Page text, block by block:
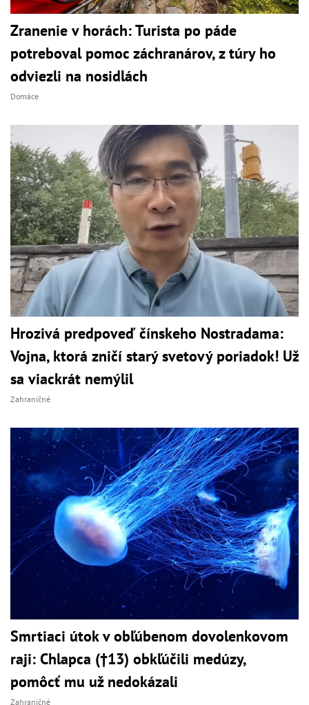
Zranenie v horách: Turista po páde
potreboval pomoc záchranárov, z túry ho
odviezli na nosidlách
Domáce
Hrozivá predpoveď čínskeho Nostradama:
Vojna, ktorá zničí starý svetový poriadok! Už
sa viackrát nemýlil
Zahraničné
Smrtiaci útok v obľúbenom dovolenkovom
raji: Chlapca (†13) obkľúčili medúzy,
pomôcť mu už nedokázali
Zahraničné